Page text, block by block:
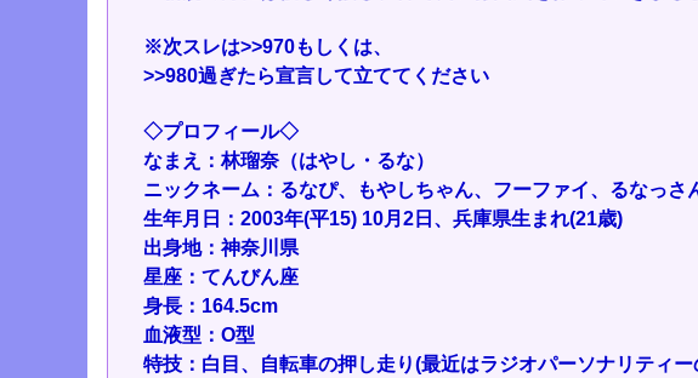
※次スレは>>970もしくは、
>>980過ぎたら宣言して立ててください
◇プロフィール◇
なまえ：林瑠奈（はやし・るな）
ニックネーム：るなぴ、もやしちゃん、フーファイ、るなっさ
生年月日：2003年(平15) 10月2日、兵庫県生まれ(21歳)
出身地：神奈川県
星座：てんびん座
身長：164.5cm
血液型：O型
特技：白目、自転車の押し走り(最近はラジオパーソナリティ